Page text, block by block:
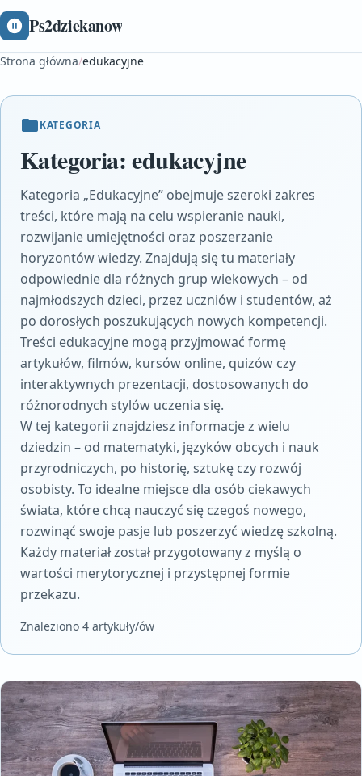
Ps2dziekanow
Strona główna/edukacyjne
KATEGORIA
Kategoria:edukacyjne
Kategoria „Edukacyjne” obejmuje szeroki zakres
treści, które mają na celu wspieranie nauki,
rozwijanie umiejętności oraz poszerzanie
horyzontów wiedzy. Znajdują się tu materiały
odpowiednie dla różnych grup wiekowych – od
najmłodszych dzieci, przez uczniów i studentów, aż
po dorosłych poszukujących nowych kompetencji.
Treści edukacyjne mogą przyjmować formę
artykułów, filmów, kursów online, quizów czy
interaktywnych prezentacji, dostosowanych do
różnorodnych stylów uczenia się.
W tej kategorii znajdziesz informacje z wielu
dziedzin – od matematyki, języków obcych i nauk
przyrodniczych, po historię, sztukę czy rozwój
osobisty. To idealne miejsce dla osób ciekawych
świata, które chcą nauczyć się czegoś nowego,
rozwinąć swoje pasje lub poszerzyć wiedzę szkolną.
Każdy materiał został przygotowany z myślą o
wartości merytorycznej i przystępnej formie
przekazu.
Znaleziono 4 artykuły/ów